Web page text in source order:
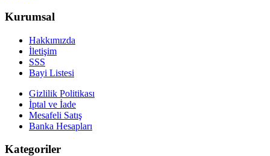
Kurumsal
Hakkımızda
İletişim
SSS
Bayi Listesi
Gizlilik Politikası
İptal ve İade
Mesafeli Satış
Banka Hesapları
Kategoriler